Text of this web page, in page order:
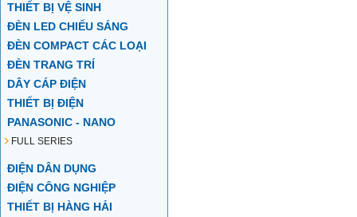
THIẾT BỊ VỆ SINH
ĐÈN LED CHIẾU SÁNG
ĐÈN COMPACT CÁC LOẠI
ĐÈN TRANG TRÍ
DÂY CÁP ĐIỆN
THIẾT BỊ ĐIỆN
PANASONIC - NANO
FULL SERIES
ĐIỆN DÂN DỤNG
ĐIỆN CÔNG NGHIỆP
THIẾT BỊ HÀNG HẢI